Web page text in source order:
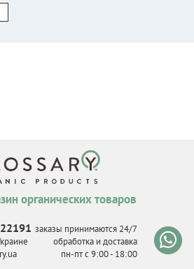
органических товаров
заказы принимаются 24/7
обработка и доставка
пн-пт с 9:00 - 18:00